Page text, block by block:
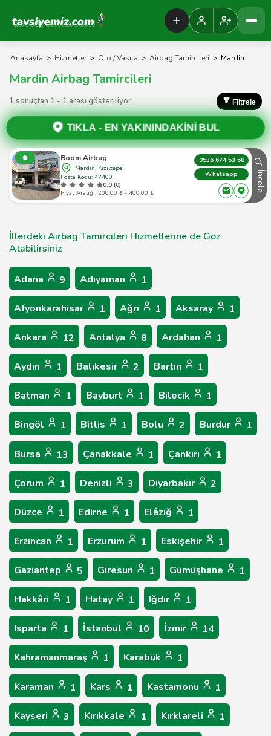
Tavsiyemiz Anasayfa
Anasayfa > Hizmetler > Oto / Vasıta > Airbag Tamircileri > Mardin
Mardin Airbag Tamircileri
1 sonuçtan 1 - 1 arası gösteriliyor. Filtrele
TIKLA -EN YAKININDAKİNİ BUL
Boom Airbag
Mardin, Kızıltepe
Posta Kodu: 47400
0.0 (0)
Fiyat Aralığı: 200,00 ₺ - 400,00 ₺
0536 674 53 58
Whatsapp
İncele
İllerdeki Airbag Tamircileri Hizmetlerine de Göz
Atabilirsiniz
Adana 9 Adıyaman 1
Afyonkarahisar 1 Ağrı 1 Aksaray 1
Ankara 12 Antalya 8 Ardahan 1
Aydın 1 Balıkesir 2 Bartın 1
Batman 1 Bayburt 1 Bilecik 1
Bingöl 1 Bitlis 1 Bolu 2 Burdur 1
Bursa 13 Çanakkale 1 Çankırı 1
Çorum 1 Denizli 3 Diyarbakır 2
Düzce 1 Edirne 1 Elâzığ 1
Erzincan 1 Erzurum 1 Eskişehir 1
Gaziantep 5 Giresun 1 Gümüşhane 1
Hakkâri 1 Hatay 1 Iğdır 1
Isparta 1 İstanbul 10 İzmir 14
Kahramanmaraş 1 Karabük 1
Karaman 1 Kars 1 Kastamonu 1
Kayseri 3 Kırıkkale 1 Kırklareli 1